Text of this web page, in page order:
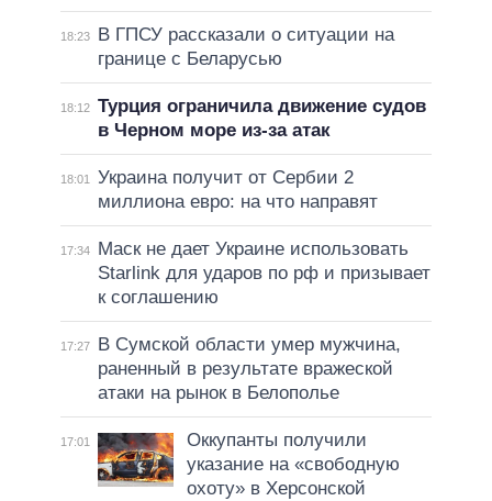
18:23
В ГПСУ рассказали о ситуации на
границе с Беларусью
18:12 Турция ограничила движение судов
в Черном море из-за атак
18:01
Украина получит от Сербии 2
миллиона евро: на что направят
17:34
Маск не дает Украине использовать
Starlink для ударов по рф и призывает
к соглашению
17:27
В Сумской области умер мужчина,
раненный в результате вражеской
атаки на рынок в Белополье
17:01
Оккупанты получили
указание на «свободную
охоту» в Херсонской